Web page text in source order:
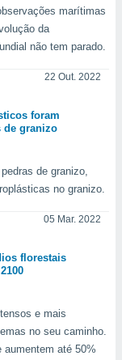
marítimas
da
não tem parado.
22 Out. 2022
foram
de granizo
de granizo,
no granizo.
05 Mar. 2022
florestais
e mais
no seu caminho.
aumentem até 50%